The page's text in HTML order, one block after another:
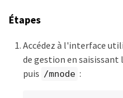
Étapes
Accédez à l'interface
de gestion en saisissant
puis /mnode :